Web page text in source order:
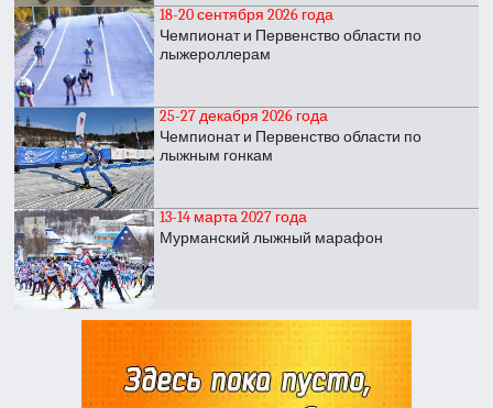
18-20 сентября 2026 года
Чемпионат и Первенство области по
лыжероллерам
25-27 декабря 2026 года
Чемпионат и Первенство области по
лыжным гонкам
13-14 марта 2027 года
Мурманский лыжный марафон